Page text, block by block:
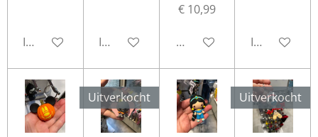
In winkelwagenIn winkelwagen
€ 10,99
Houd mij op de hoogte
In
Uitverkocht Uitverkocht